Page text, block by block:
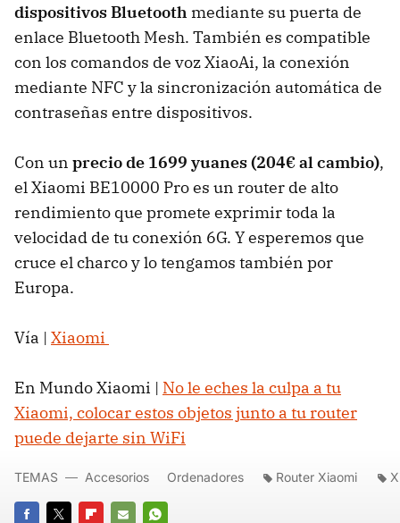
dispositivos Bluetooth mediante su puerta de
enlace Bluetooth Mesh. También es compatible
con los comandos de voz XiaoAi, la conexión
mediante NFC y la sincronización automática de
contraseñas entre dispositivos.
Con un precio de 1699 yuanes (204€ al cambio),
el Xiaomi BE10000 Pro es un router de alto
rendimiento que promete exprimir toda la
velocidad de tu conexión 6G. Y esperemos que
cruce el charco y lo tengamos también por
Europa.
Vía | Xiaomi
En Mundo Xiaomi | No le eches la culpa a tu
Xiaomi, colocar estos objetos junto a tu router
puede dejarte sin WiFi
TEMAS Accesorios Ordenadores Router Xiaomi